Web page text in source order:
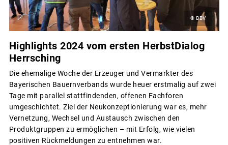
© BBV
Highlights 2024 vom ersten HerbstDialog
Herrsching
Die ehemalige Woche der Erzeuger und Vermarkter des
Bayerischen Bauernverbands wurde heuer erstmalig auf zwei
Tage mit parallel stattfindenden, offenen Fachforen
umgeschichtet. Ziel der Neukonzeptionierung war es, mehr
Vernetzung, Wechsel und Austausch zwischen den
Produktgruppen zu ermöglichen – mit Erfolg, wie vielen
positiven Rückmeldungen zu entnehmen war.